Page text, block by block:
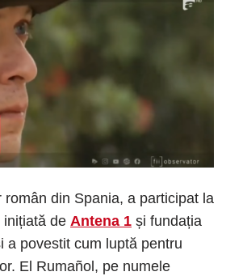
român din Spania, a participat la
inițiată de Antena 1 și fundația
a povestit cum luptă pentru
El Rumañol, pe numele